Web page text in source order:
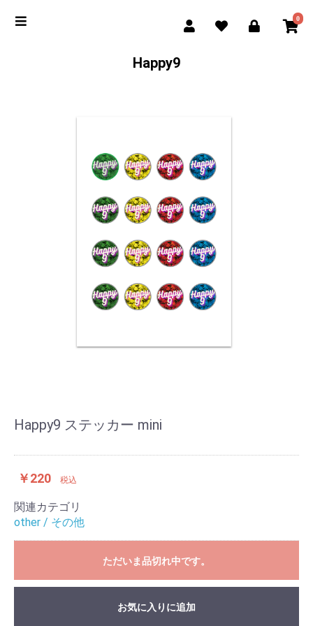
0
Happy9
Happy9 ステッカー mini
￥220 税込
関連カテゴリ
other / その他
ただいま品切れ中です。
お気に入りに追加